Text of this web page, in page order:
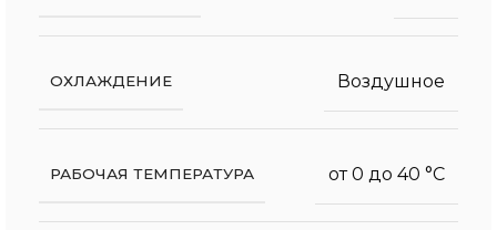
ОХЛАЖДЕНИЕ Воздушное
РАБОЧАЯ ТЕМПЕРАТУРА от 0 до 40 °С